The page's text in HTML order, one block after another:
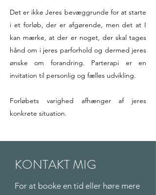
Det er ikke Jeres bevæggrunde for at starte
i et forløb, der er afgørende, men det at I
kan mærke, at der er noget, der skal tages
hånd om i jeres parforhold og dermed jeres
ønske om forandring. Parterapi er en
invitation til personlig og fælles udvikling.
Forløbets varighed afhænger af jeres
konkrete situation.
KONTAKT MIG
For at booke en tid eller høre mere